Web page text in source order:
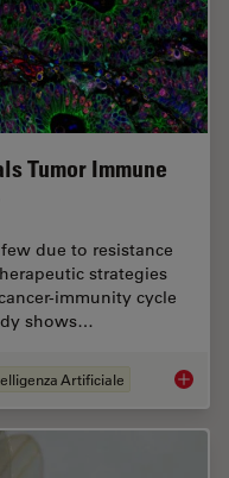
Tumor Immune
due to resistance
strategies
immunity cycle
shows…
Artificiale